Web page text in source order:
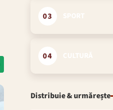
03
04
Distribuie & urmărește